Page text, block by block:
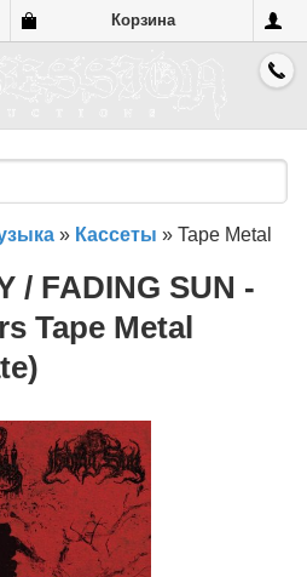
Корзина
» Кассеты » Tape Metal
/ FADING SUN -
Tape Metal